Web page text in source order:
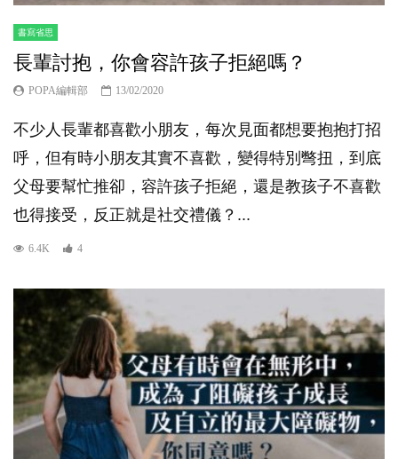
書寫省思
長輩討抱，你會容許孩子拒絕嗎？
POPA編輯部 13/02/2020
不少人長輩都喜歡小朋友，每次見面都想要抱抱打招
呼，但有時小朋友其實不喜歡，變得特別彆扭，到底
父母要幫忙推卻，容許孩子拒絕，還是教孩子不喜歡
也得接受，反正就是社交禮儀？...
6.4K 4